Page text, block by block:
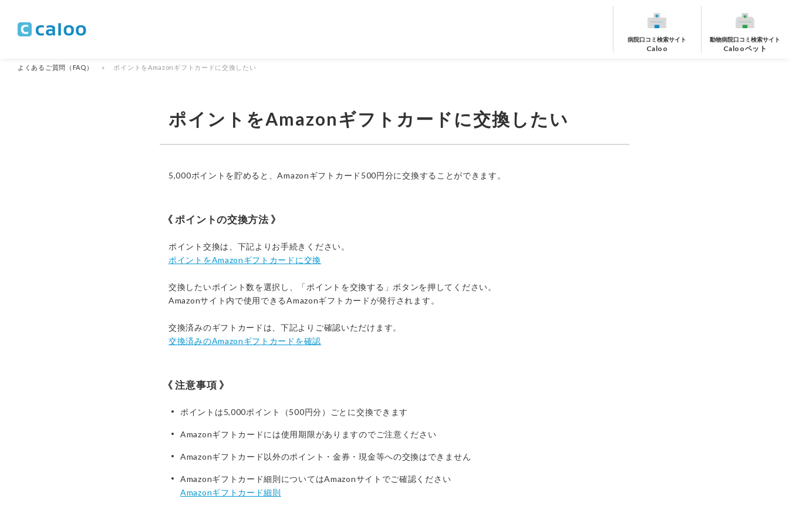
病院口コミ検索サイト
Caloo
動物病院口コミ検索サイト
Calooペット
よくあるご質問（FAQ） ポイントをAmazonギフトカードに交換したい
ポイントをAmazonギフトカードに交換したい
5,000ポイントを貯めると、Amazonギフトカード500円分に交換することができます。
ポイントの交換方法
ポイント交換は、下記よりお手続きください。
ポイントをAmazonギフトカードに交換
交換したいポイント数を選択し、「ポイントを交換する」ボタンを押してください。
Amazonサイト内で使用できるAmazonギフトカードが発行されます。
交換済みのギフトカードは、下記よりご確認いただけます。
交換済みのAmazonギフトカードを確認
注意事項
ポイントは5,000ポイント（500円分）ごとに交換できます
Amazonギフトカードには使用期限がありますのでご注意ください
Amazonギフトカード以外のポイント・金券・現金等への交換はできません
Amazonギフトカード細則についてはAmazonサイトでご確認ください
Amazonギフトカード細則